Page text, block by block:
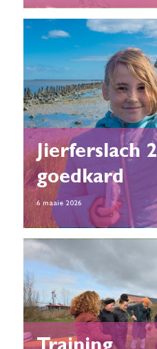
Jierferslach
goedkard
6 maaie 2026